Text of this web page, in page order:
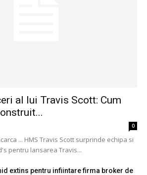
al lui Travis Scott: Cum
0
... HMS Travis Scott surprinde echipa si
pentru lansarea Travis...
extins pentru infiintare firma broker de